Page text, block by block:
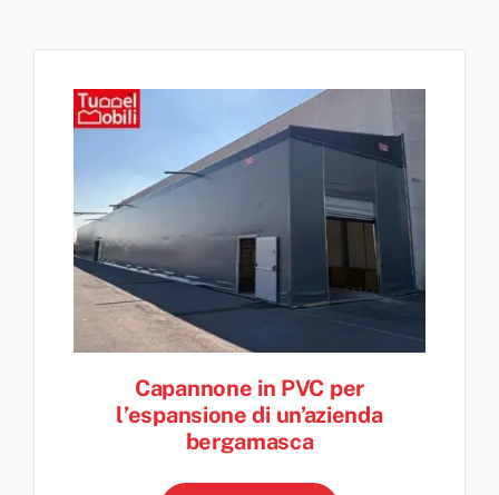
Capannone in PVC per
l’espansione di un’azienda
bergamasca